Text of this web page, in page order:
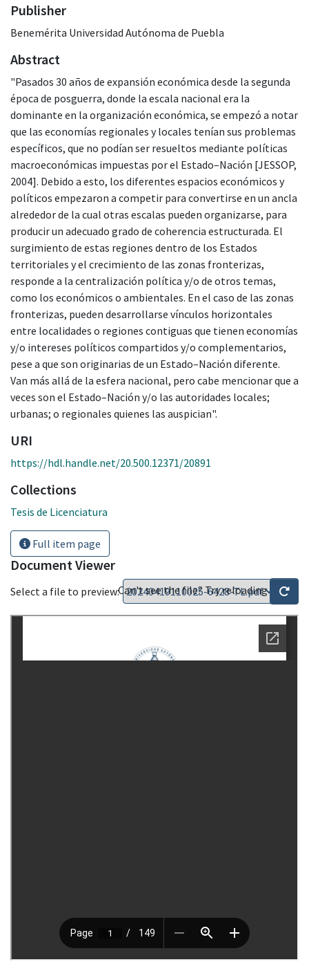
Publisher
Benemérita Universidad Autónoma de Puebla
Abstract
"Pasados 30 años de expansión económica desde la segunda
época de posguerra, donde la escala nacional era la
dominante en la organización económica, se empezó a notar
que las economías regionales y locales tenían sus problemas
específicos, que no podían ser resueltos mediante políticas
macroeconómicas impuestas por el Estado–Nación [JESSOP,
2004]. Debido a esto, los diferentes espacios económicos y
políticos empezaron a competir para convertirse en un ancla
alrededor de la cual otras escalas pueden organizarse, para
producir un adecuado grado de coherencia estructurada. El
surgimiento de estas regiones dentro de los Estados
territoriales y el crecimiento de las zonas fronterizas,
responde a la centralización política y/o de otros temas,
como los económicos o ambientales. En el caso de las zonas
fronterizas, pueden desarrollarse vínculos horizontales
entre localidades o regiones contiguas que tienen economías
y/o intereses políticos compartidos y/o complementarios,
pese a que son originarias de un Estado–Nación diferente.
Van más allá de la esfera nacional, pero cabe mencionar que a
veces son el Estado–Nación y/o las autoridades locales;
urbanas; o regionales quienes las auspician".
URI
https://hdl.handle.net/20.500.12371/20891
Collections
Tesis de Licenciatura
Full item page
Document Viewer
Select a file to preview:Can't see the file? Try reloading